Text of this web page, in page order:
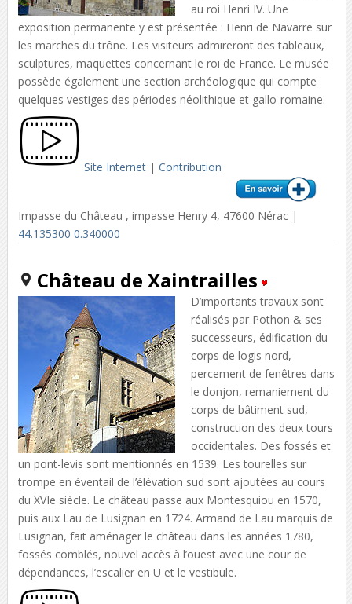
au roi Henri IV. Une
exposition permanente y est présentée : Henri de Navarre sur
les marches du trône. Les visiteurs admireront des tableaux,
sculptures, maquettes concernant le roi de France. Le musée
possède également une section archéologique qui compte
quelques vestiges des périodes néolithique et gallo-romaine.
Site Internet| Contribution
Impasse du Château , impasse Henry 4, 47600 Nérac |
44.135300 0.340000
Château de Xaintrailles
D’importants travaux sont
réalisés par Pothon & ses
successeurs, édification du
corps de logis nord,
percement de fenêtres dans
le donjon, remaniement du
corps de bâtiment sud,
construction des deux tours
occidentales. Des fossés et
un pont-levis sont mentionnés en 1539. Les tourelles sur
trompe en éventail de l’élévation sud sont ajoutées au cours
du XVIe siècle. Le château passe aux Montesquiou en 1570,
puis aux Lau de Lusignan en 1724. Armand de Lau marquis de
Lusignan, fait aménager le château dans les années 1780,
fossés comblés, nouvel accès à l’ouest avec une cour de
dépendances, l’escalier en U et le vestibule.